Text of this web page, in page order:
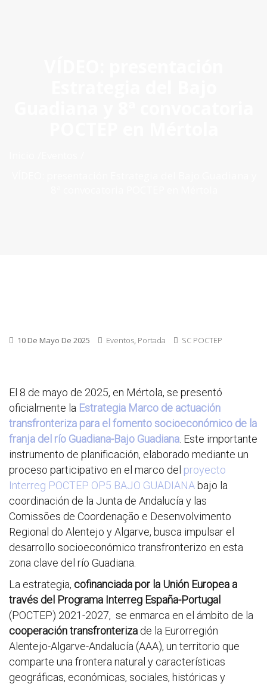
10 De Mayo De 2025 Eventos, Portada SC POCTEP
El 8 de mayo de 2025, en Mértola, se presentó
oficialmente la Estrategia Marco de actuación
transfronteriza para el fomento socioeconómico de la
franja del río Guadiana-Bajo Guadiana . Este importante
instrumento de planificación, elaborado mediante un
proceso participativo en el marco del proyecto
Interreg POCTEP OP5 BAJO GUADIANA bajo la
coordinación de la Junta de Andalucía y las
Comissões de Coordenação e Desenvolvimento
Regional do Alentejo y Algarve, busca impulsar el
desarrollo socioeconómico transfronterizo en esta
zona clave del río Guadiana.
La estrategia, cofinanciada por la Unión Europea a
través del Programa Interreg España-Portugal
(POCTEP) 2021-2027, se enmarca en el ámbito de la
cooperación transfronteriza de la Eurorregión
Alentejo-Algarve-Andalucía (AAA), un territorio que
comparte una frontera natural y características
geográficas, económicas, sociales, históricas y